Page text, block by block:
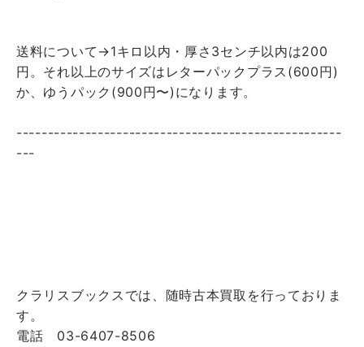
送料について→1キロ以内・厚さ3センチ以内は200
円。それ以上のサイズはレターパックプラス(600円)
か、ゆうパック(900円〜)になります。
----------------------------------------------------
---
クラリスブックスでは、随時古本買取を行っておりま
す。
電話 03-6407-8506